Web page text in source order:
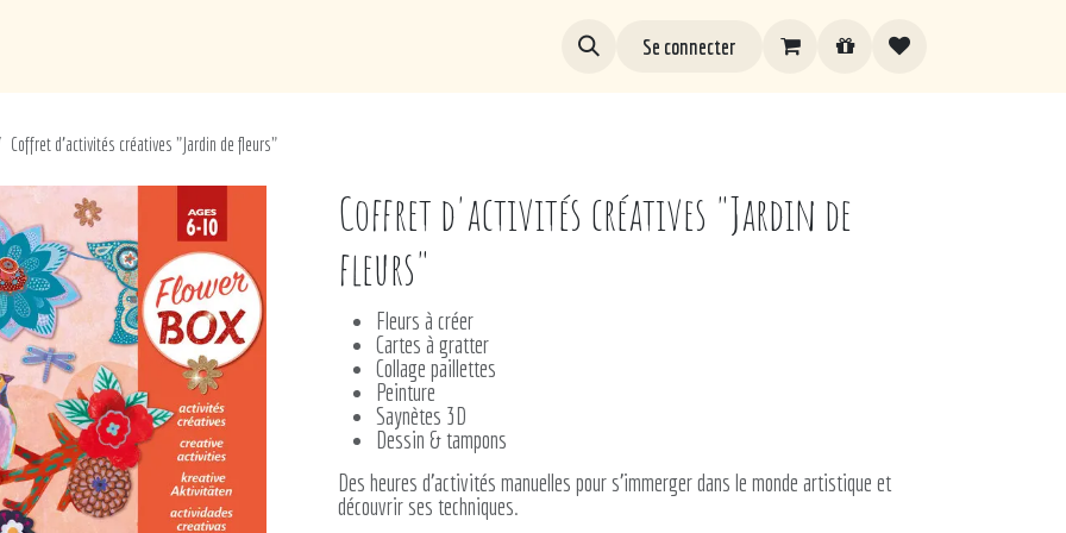
Se connecter
Coffret d'activités créatives "Jardin de fleurs"
Coffret d'activités créatives "Jardin de
fleurs"
Fleurs à créer
Cartes à gratter
Collage paillettes
Peinture
Saynètes 3D
Dessin & tampons
Des heures d'activités manuelles pour s'immerger dans le monde artistique et
découvrir ses techniques.